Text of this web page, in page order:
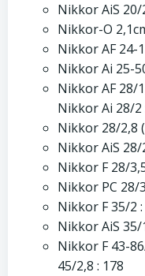
Nikkor AiS 20/
Nikkor-O
Nikkor AF 24-
Nikkor Ai 25-
Nikkor AF 28/
Nikkor Ai 28/2
Nikkor 28/2,8
Nikkor AiS 28/
Nikkor F 28/
Nikkor PC 28/
Nikkor F 35/2 :
Nikkor AiS
Nikkor F 43-
45/2,8 : 178